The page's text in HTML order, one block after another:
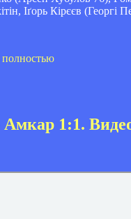
Іґорь Кірєєв (Георгі
полностью
1:1.